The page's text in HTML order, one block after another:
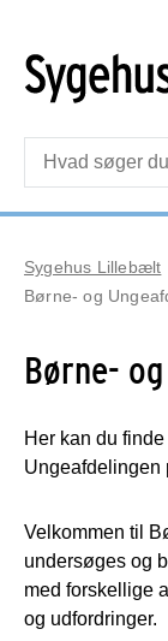
Sygehus Lillebælt
Børne- og
Børne-
Her kan du
Ungeafdelingen
Velkommen til
undersøges og
med forskellige
og udfordringer.